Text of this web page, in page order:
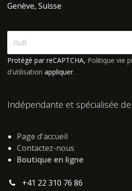
Genève, Suisse
Protégé par reCAPTCHA, Politique vie
d'utilisation appliquer.
Indépendante et spécialisée
Page d'accueil
Contactez-nous
Boutique en ligne
+41 22 310 76 86